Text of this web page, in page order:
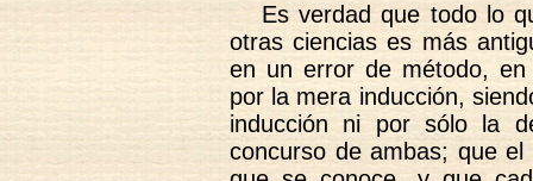
Es verdad que todo lo
otras ciencias es más
en un error de método,
por la mera inducción,
inducción ni por sólo la
concurso de ambas; que